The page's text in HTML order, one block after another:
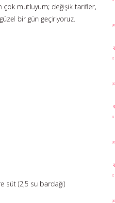
çok mutluyum; değişik tarifler,
bir gün geçiriyoruz.
süt (2,5 su bardağı)